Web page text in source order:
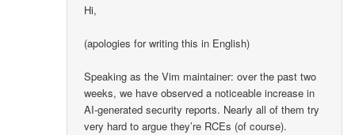
Hi,
(apologies for writing this in English)
Speaking as the Vim maintainer: over the past two
weeks, we have observed a noticeable increase in
AI-generated security reports. Nearly all of them try
very hard to argue they’re RCEs (of course).